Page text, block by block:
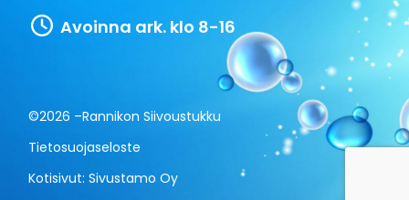
Avoinna ark. klo 8-16
©2026 –Rannikon Siivoustukku
Tietosuojaseloste
Kotisivut:Sivustamo Oy